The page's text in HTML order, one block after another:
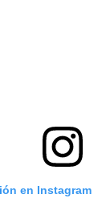
en Instagram